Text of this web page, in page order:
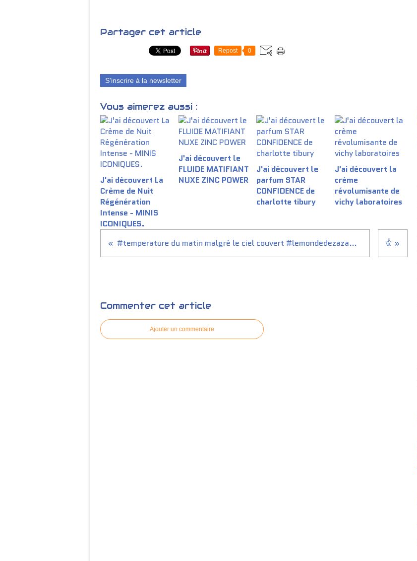
Partager cet article
Repost 0
S'inscrire à la newsletter
Vous aimerez aussi :
J'ai découvert La
Crème de Nuit
Régénération
Intense - MINIS
ICONIQUES.
J'ai découvert le
FLUIDE MATIFIANT
NUXE ZINC POWER
J'ai découvert le
parfum STAR
CONFIDENCE de
charlotte tibury
J'ai découvert la
crème
révolumisante de
vichy laboratoires
#temperature du matin malgré le ciel couvert #lemondedezazambpz #blogger # 👍
Commenter cet article
Ajouter un commentaire